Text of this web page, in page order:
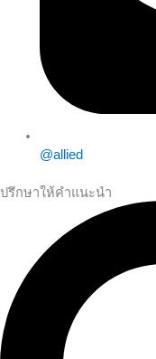
@allied
ปรึกษาให้คำแนะนำ